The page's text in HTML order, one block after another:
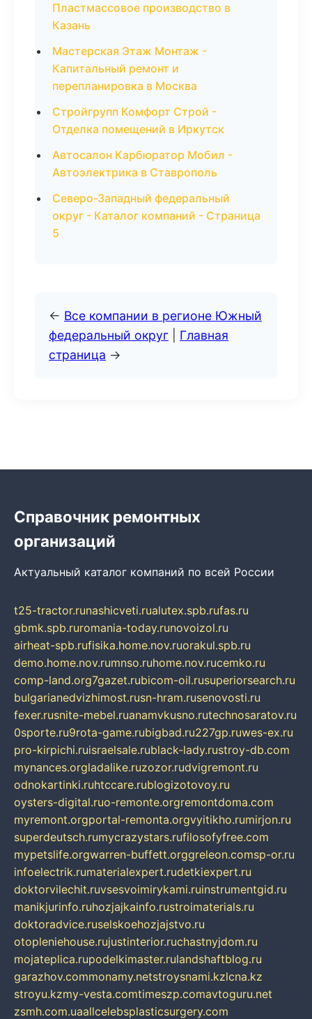
Пластмассовое производство в
Казань
Мастерская Этаж Монтаж -
Капитальный ремонт и
перепланировка в Москва
Стройгрупп Комфорт Строй -
Отделка помещений в Иркутск
Автосалон Карбюратор Мобил -
Автоэлектрика в Ставрополь
Северо-Западный федеральный
округ - Каталог компаний - Страница
5
← Все компании в регионе Южный
федеральный округ
Главная
страница →
Справочник ремонтных
организаций
Актуальный каталог компаний по всей России
t25-tractor.runashicveti.rualutex.spb.rufas.ru
gbmk.spb.ruromania-today.runovoizol.ru
airheat-spb.rufisika.home.nov.ruorakul.spb.ru
demo.home.nov.rumnso.ruhome.nov.rucemko.ru
comp-land.org7gazet.rubicom-oil.rusuperiorsearch.ru
bulgarianedvizhimost.rusn-hram.rusenovosti.ru
fexer.rusnite-mebel.ruanamvkusno.rutechnosaratov.ru
0sporte.ru9rota-game.rubigbad.ru227gp.ruwes-ex.ru
pro-kirpichi.ruisraelsale.rublack-lady.rustroy-db.com
mynances.orgladalike.ruzozor.rudvigremont.ru
odnokartinki.ruhtccare.rublogizotovoy.ru
oysters-digital.ruo-remonte.orgremontdoma.com
myremont.orgportal-remonta.orgvyitikho.rumirjon.ru
superdeutsch.rumycrazystars.rufilosofyfree.com
mypetslife.orgwarren-buffett.orggreleon.comsp-or.ru
infoelectrik.rumaterialexpert.rudetkiexpert.ru
doktorvilechit.ruvsesvoimirykami.ruinstrumentgid.ru
manikjurinfo.ruhozjajkainfo.rustroimaterials.ru
doktoradvice.ruselskoehozjajstvo.ru
otopleniehouse.rujustinterior.ruchastnyjdom.ru
mojateplica.rupodelkimaster.rulandshaftblog.ru
garazhov.commonamy.netstroysnami.kzlcna.kz
stroyu.kzmy-vesta.comtimeszp.comavtoguru.net
zsmh.com.uaallcelebsplasticsurgery.com